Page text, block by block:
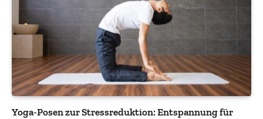
Yoga-Posen zur Stressreduktion: Entspannung für